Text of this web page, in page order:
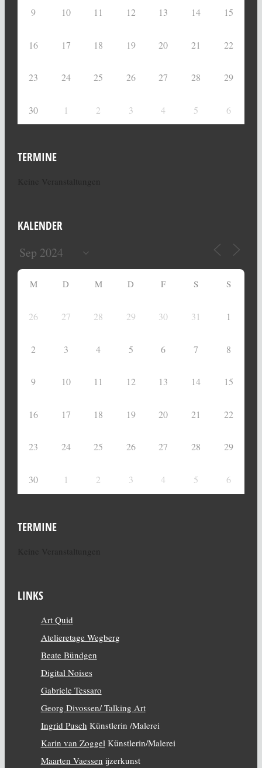
9 10 11 12 13 14 15
16 17 18 19 20 21 22
23 24 25 26 27 28 29
30 1 2 3 4 5 6
TERMINE
KALENDER
M D M D F S S
26 27 28 29 30 31 1
2 3 4 5 6 7 8
9 10 11 12 13 14 15
16 17 18 19 20 21 22
23 24 25 26 27 28 29
30 1 2 3 4 5 6
TERMINE
LINKS
Art Quid
Atelieretage Wegberg
Beate Bündgen
Digital Noises
Gabriele Tessaro
Georg Divossen/ Talking Art
Ingrid Pusch Künstlerin /Malerei
Karin van Zoggel Künstlerin/Malerei
Maarten Vaessen ijzerkunst